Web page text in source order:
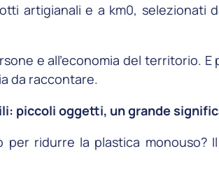
artigianali e a km0,
e all’economia del territorio.
da raccontare.
piccoli oggetti, un grande
per ridurre la plastica